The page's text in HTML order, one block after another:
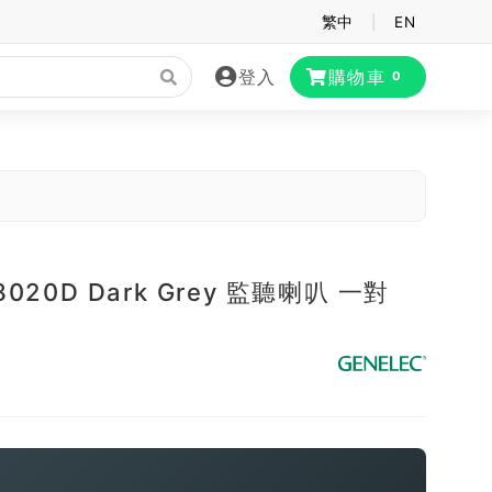
繁中 EN
登入 購物車 0
Dark Grey 監聽喇叭 一對